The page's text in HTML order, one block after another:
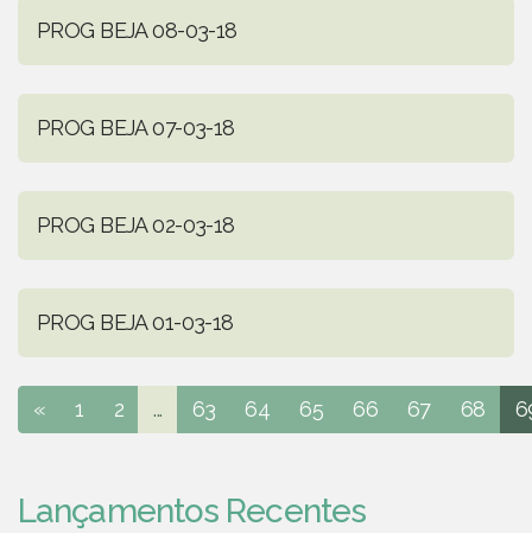
PROG BEJA 08-03-18
PROG BEJA 07-03-18
PROG BEJA 02-03-18
PROG BEJA 01-03-18
« 1 2 ... 63 64 65 66 67 68
Lançamentos Recentes